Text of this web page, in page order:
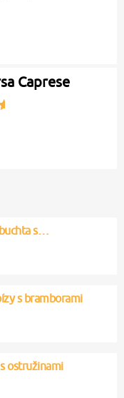
Caprese
s…
s bramborami
ostružinami